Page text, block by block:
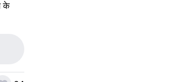
के